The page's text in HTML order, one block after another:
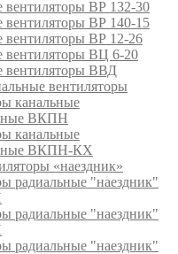
вентиляторы ВР 132-30
вентиляторы ВР 140-15
вентиляторы ВР 12-26
вентиляторы ВЦ 6-20
вентиляторы ВВД
вентиляторы
канальные
ВКПН
канальные
ВКПН-КХ
«наездник»
радиальные "наездник"
радиальные "наездник"
радиальные "наездник"